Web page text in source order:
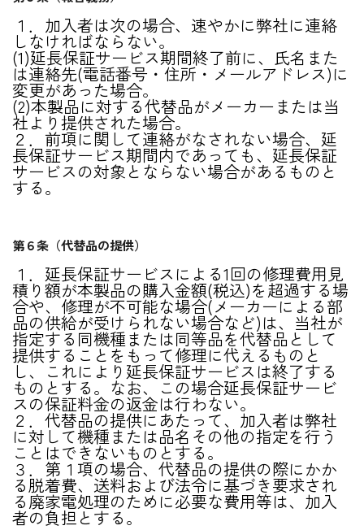
１．加入者は次の場合、速やかに弊社に連絡
しなければならない。
(1)延長保証サービス期間終了前に、氏名また
は連絡先(電話番号・住所・メールアドレス)に
変更があった場合。
(2)本製品に対する代替品がメーカーまたは当
社より提供された場合。
２．前項に関して連絡がなされない場合、延
長保証サービス期間内であっても、延長保証
サービスの対象とならない場合があるものと
する。
第６条（代替品の提供）
１．延長保証サービスによる1回の修理費用見
積り額が本製品の購入金額(税込)を超過する場
合や、修理が不可能な場合(メーカーによる部
品の供給が受けられない場合など)は、当社が
指定する同機種または同等品を代替品として
提供することをもって修理に代えるものと
し、これにより延長保証サービスは終了する
ものとする。なお、この場合延長保証サービ
スの保証料金の返金は行わない。
２．代替品の提供にあたって、加入者は弊社
に対して機種または品名その他の指定を行う
ことはできないものとする。
３．第１項の場合、代替品の提供の際にかか
る脱着費、送料および法令に基づき要求され
る廃家電処理のために必要な費用等は、加入
者の負担とする。